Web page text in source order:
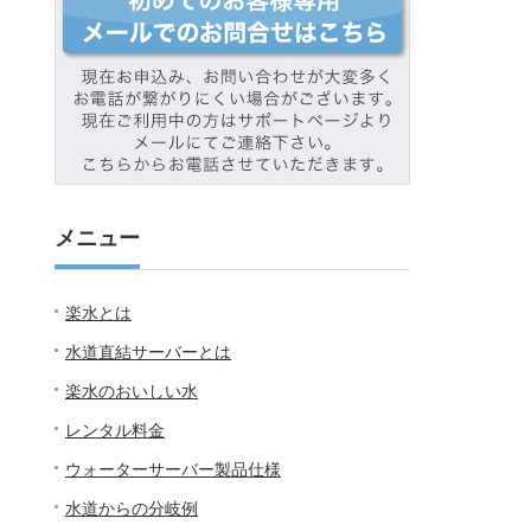
メニュー
楽水とは
水道直結サーバーとは
楽水のおいしい水
レンタル料金
ウォーターサーバー製品仕様
水道からの分岐例